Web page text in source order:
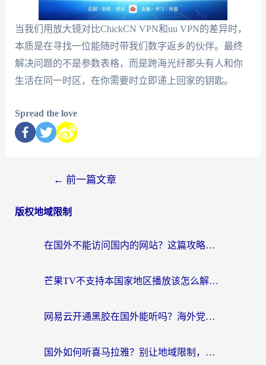
当我们用放大镜对比ChickCN VPN和uu VPN的差异时，
本质是在寻找一位能随时带我们数字返乡的伙伴。最终
解决问题的不是参数表格，而是跨海光纤那头有人和你
生活在同一时区，在你需要时立即递上回家的钥匙。
Spread the love
← 前一篇文章
版权地域限制
在国外不能访问国内的网站？这篇攻略帮你无缝连接家乡资源
芒果TV不支持本国家地区播放该怎么解决？海外党追剧看片的终极指南
网易云开通黑胶在国外能听吗？海外党亲测有效的回国听音乐方案
国外如何听喜马拉雅？别让地域限制，断了你的中文声音陪伴